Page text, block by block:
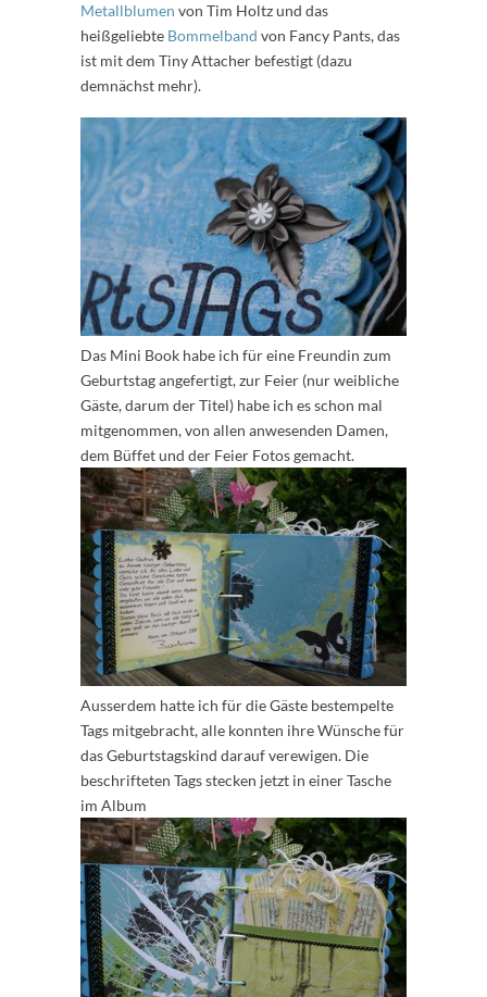
Metallblumen von Tim Holtz und das
heißgeliebte Bommelband von Fancy Pants, das
ist mit dem Tiny Attacher befestigt (dazu
demnächst mehr).
Das Mini Book habe ich für eine Freundin zum
Geburtstag angefertigt, zur Feier (nur weibliche
Gäste, darum der Titel) habe ich es schon mal
mitgenommen, von allen anwesenden Damen,
dem Büffet und der Feier Fotos gemacht.
Ausserdem hatte ich für die Gäste bestempelte
Tags mitgebracht, alle konnten ihre Wünsche für
das Geburtstagskind darauf verewigen. Die
beschrifteten Tags stecken jetzt in einer Tasche
im Album